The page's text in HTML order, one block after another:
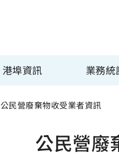
港埠資訊 業務統
公民營廢棄物收受業者資訊
公民營廢